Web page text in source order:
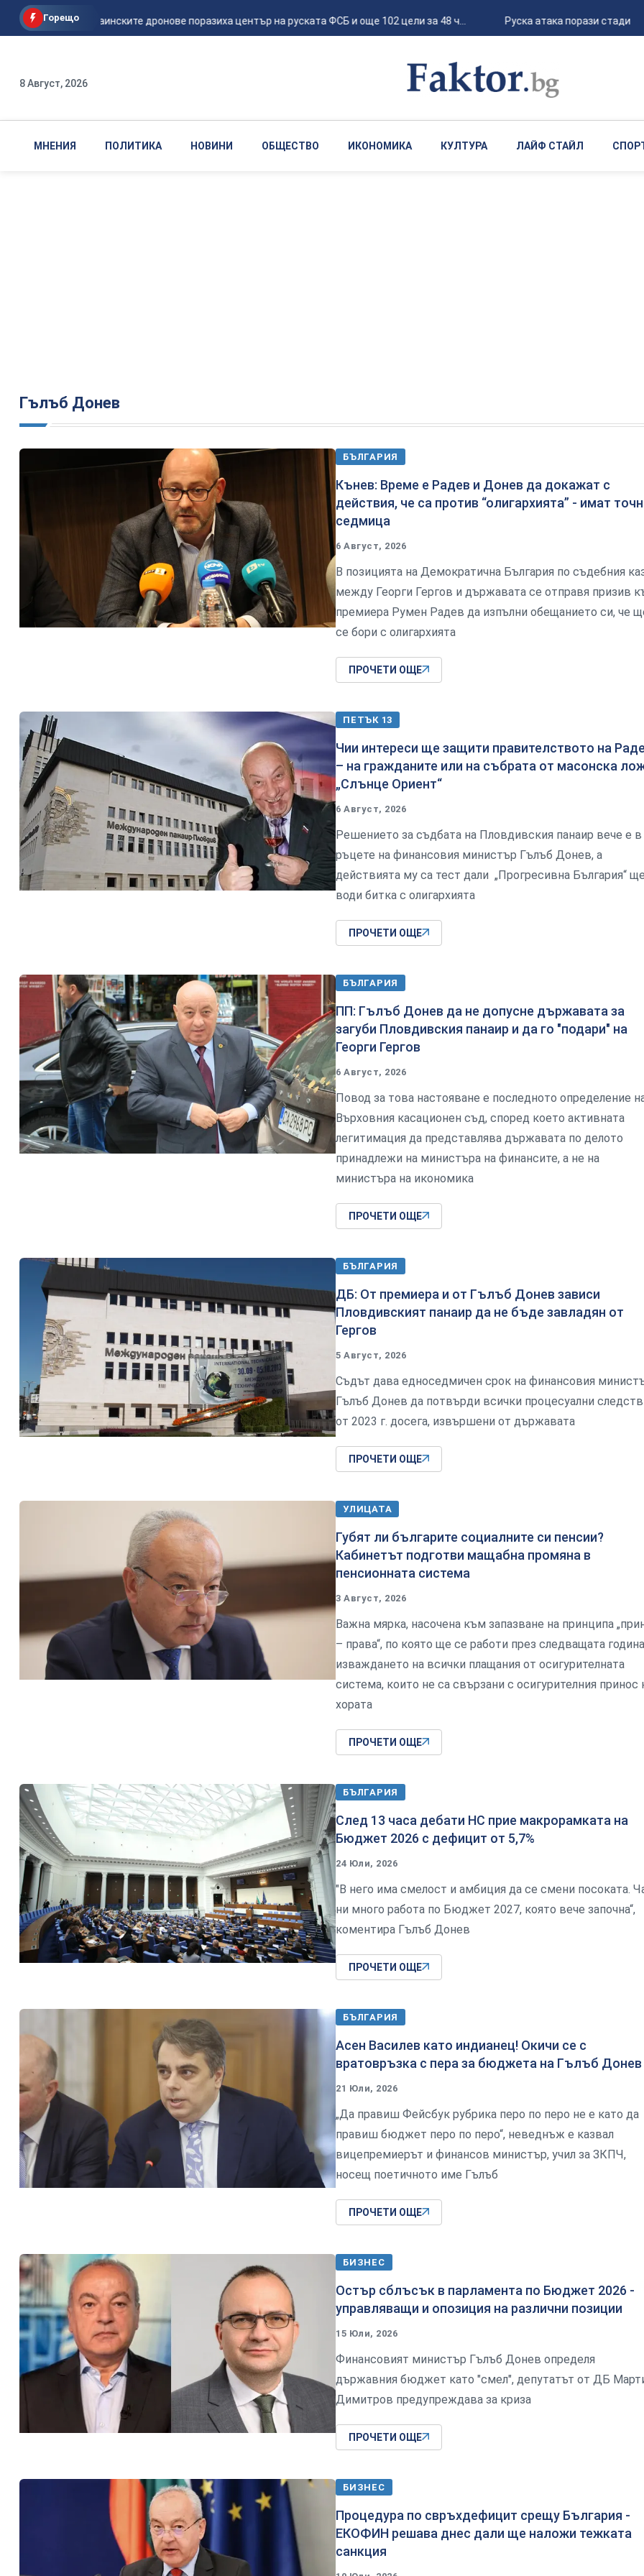
Горещо
Мадяр: Украинските дронове поразиха център на руската ФСБ и още 102 цели за 48 ч... Руска атака порази стадион
8 Август, 2026
МНЕНИЯ ПОЛИТИКА НОВИНИ ОБЩЕСТВО ИКОНОМИКА КУЛТУРА ЛАЙФ СТАЙЛ
Гълъб Донев
БЪЛГАРИЯ
Кънев: Време е Радев и Донев да докажат с
действия, че са против “олигархията” - имат
седмица
6 Август, 2026
В позицията на Демократична България по съдебния
между Георги Гергов и държавата се отправя призив
премиера Румен Радев да изпълни обещанието си, че
се бори с олигархията
ПРОЧЕТИ ОЩЕ
ПЕТЪК 13
Чии интереси ще защити правителството на
– на гражданите или на събрата от масонска
„Слънце Ориент“
6 Август, 2026
Решението за съдбата на Пловдивския панаир вече е в
ръцете на финансовия министър Гълъб Донев, а
действията му са тест дали „Прогресивна България“
води битка с олигархията
ПРОЧЕТИ ОЩЕ
БЪЛГАРИЯ
ПП: Гълъб Донев да не допусне държавата за
загуби Пловдивския панаир и да го "подари" на
Георги Гергов
6 Август, 2026
Повод за това настояване е последното определение
Върховния касационен съд, според което активната
легитимация да представлява държавата по делото
принадлежи на министъра на финансите, а не на
министъра на икономика
ПРОЧЕТИ ОЩЕ
БЪЛГАРИЯ
ДБ: От премиера и от Гълъб Донев зависи
Пловдивският панаир да не бъде завладян от
Гергов
5 Август, 2026
Съдът дава едноседмичен срок на финансовия
Гълъб Донев да потвърди всички процесуални
от 2023 г. досега, извършени от държавата
ПРОЧЕТИ ОЩЕ
УЛИЦАТА
Губят ли българите социалните си пенсии?
Кабинетът подготви мащабна промяна в
пенсионната система
3 Август, 2026
Важна мярка, насочена към запазване на принципа
– права“, по която ще се работи през следващата
изваждането на всички плащания от осигурителната
система, които не са свързани с осигурителния принос
хората
ПРОЧЕТИ ОЩЕ
БЪЛГАРИЯ
След 13 часа дебати НС прие макрорамката на
Бюджет 2026 с дефицит от 5,7%
24 Юли, 2026
"В него има смелост и амбиция да се смени посоката.
ни много работа по Бюджет 2027, която вече започна“,
коментира Гълъб Донев
ПРОЧЕТИ ОЩЕ
БЪЛГАРИЯ
Асен Василев като индианец! Окичи се с
вратовръзка с пера за бюджета на Гълъб Донев
21 Юли, 2026
„Да правиш Фейсбук рубрика перо по перо не е като да
правиш бюджет перо по перо“, неведнъж е казвал
вицепремиерът и финансов министър, учил за ЗКПЧ,
носещ поетичното име Гълъб
ПРОЧЕТИ ОЩЕ
БИЗНЕС
Остър сблъсък в парламента по Бюджет 2026 -
управляващи и опозиция на различни позиции
15 Юли, 2026
Финансовият министър Гълъб Донев определя
държавния бюджет като "смел", депутатът от ДБ
Димитров предупреждава за криза
ПРОЧЕТИ ОЩЕ
БИЗНЕС
Процедура по свръхдефицит срещу България -
ЕКОФИН решава днес дали ще наложи тежката
санкция